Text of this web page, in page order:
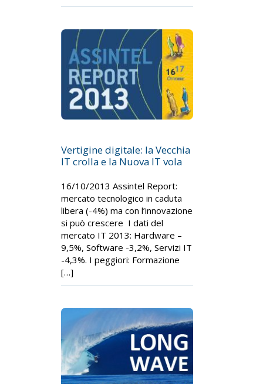
Vertigine digitale: la Vecchia
IT crolla e la Nuova IT vola
16/10/2013 Assintel Report:
mercato tecnologico in caduta
libera (-4%) ma con l’innovazione
si può crescere I dati del
mercato IT 2013: Hardware –
9,5%, Software -3,2%, Servizi IT
-4,3%. I peggiori: Formazione
[…]